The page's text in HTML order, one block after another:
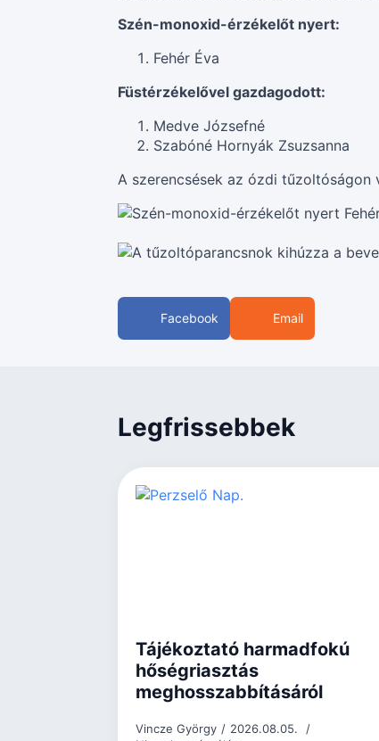
Szén-monoxid-érzékelőt nyert:
Fehér Éva
Füstérzékelővel gazdagodott:
Medve Józsefné
Szabóné Hornyák Zsuzsanna
A szerencsések az ózdi tűzoltóságon
Facebook Email
Legfrissebbek
Tájékoztató harmadfokú
hőségriasztás
meghosszabbításáról
Vincze György
2026.08.05.